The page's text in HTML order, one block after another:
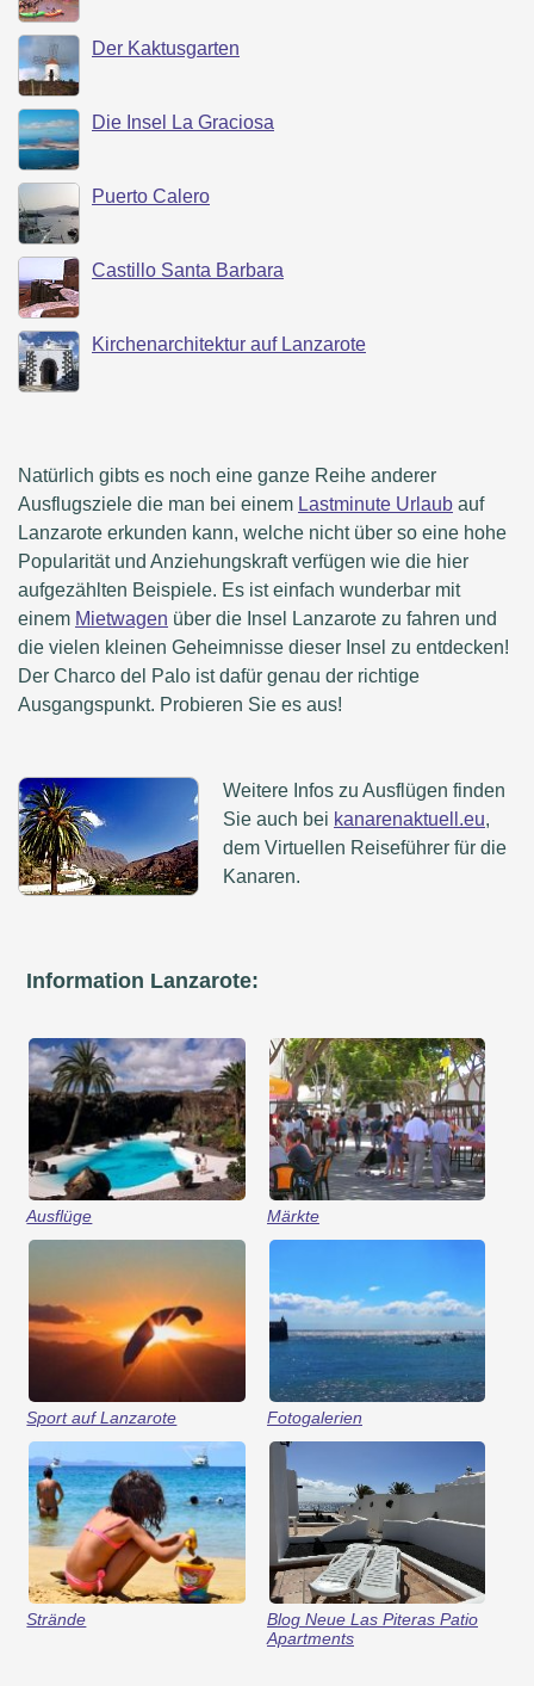
Der Kaktusgarten
Die Insel La Graciosa
Puerto Calero
Castillo Santa Barbara
Kirchenarchitektur auf Lanzarote
Natürlich gibts es noch eine ganze Reihe anderer
Ausflugsziele die man bei einem Lastminute Urlaub auf
Lanzarote erkunden kann, welche nicht über so eine hohe
Popularität und Anziehungskraft verfügen wie die hier
aufgezählten Beispiele. Es ist einfach wunderbar mit
einem Mietwagen über die Insel Lanzarote zu fahren und
die vielen kleinen Geheimnisse dieser Insel zu entdecken!
Der Charco del Palo ist dafür genau der richtige
Ausgangspunkt. Probieren Sie es aus!
Weitere Infos zu Ausflügen finden
Sie auch bei kanarenaktuell.eu,
dem Virtuellen Reiseführer für die
Kanaren.
Information Lanzarote:
Ausflüge Märkte
Sport auf Lanzarote Fotogalerien
Strände
Blog Neue Las Piteras Patio
Apartments